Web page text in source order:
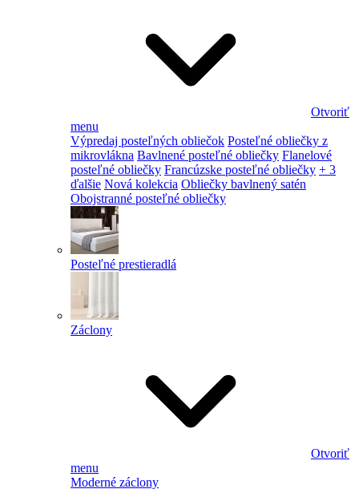
Otvoriť
menu
Výpredaj posteľných obliečok Posteľné obliečky z
mikrovlákna Bavlnené posteľné obliečky Flanelové
posteľné obliečky Francúzske posteľné obliečky + 3
ďalšie Nová kolekcia Obliečky bavlnený satén
Obojstranné posteľné obliečky
Posteľné prestieradlá
Záclony
Otvoriť
menu
Moderné záclony